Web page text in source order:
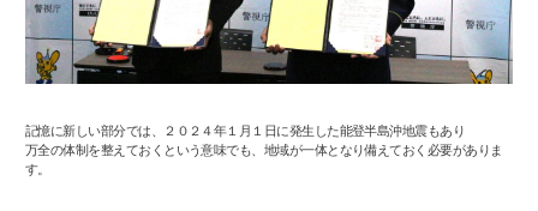
記憶に新しい部分では、２０２４年１月１日に発生した能登半島沖地震もあり
万全の体制を整えておくという意味でも、地域が一体となり備えておく必要がありま
す。